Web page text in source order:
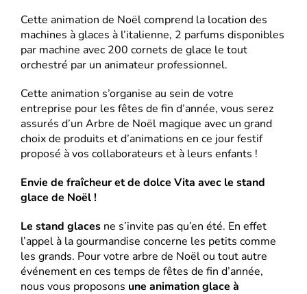
Cette animation de Noël comprend la location des
machines à glaces à l’italienne, 2 parfums disponibles
par machine avec 200 cornets de glace le tout
orchestré par un animateur professionnel.
Cette animation s’organise au sein de votre
entreprise pour les fêtes de fin d’année, vous serez
assurés d’un Arbre de Noël magique avec un grand
choix de produits et d’animations en ce jour festif
proposé à vos collaborateurs et à leurs enfants !
Envie de fraîcheur et de dolce Vita avec le stand
glace de Noël !
Le stand glaces ne s’invite pas qu’en été. En effet
l’appel à la gourmandise concerne les petits comme
les grands. Pour votre arbre de Noël ou tout autre
événement en ces temps de fêtes de fin d’année,
nous vous proposons une animation glace à